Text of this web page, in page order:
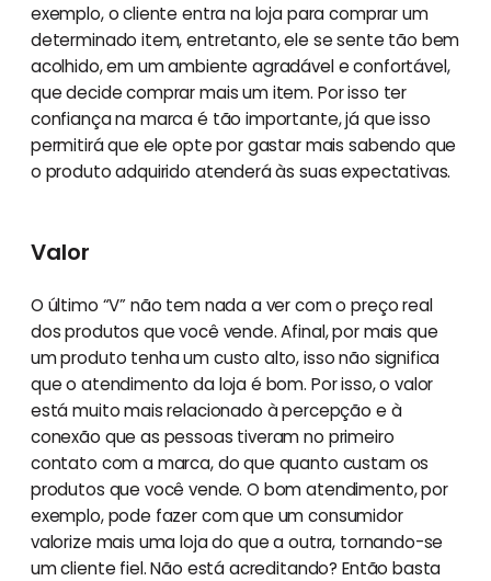
exemplo, o cliente entra na loja para comprar um
determinado item, entretanto, ele se sente tão bem
acolhido, em um ambiente agradável e confortável,
que decide comprar mais um item. Por isso ter
confiança na marca é tão importante, já que isso
permitirá que ele opte por gastar mais sabendo que
o produto adquirido atenderá às suas expectativas.
Valor
O último “V” não tem nada a ver com o preço real
dos produtos que você vende. Afinal, por mais que
um produto tenha um custo alto, isso não significa
que o atendimento da loja é bom. Por isso, o valor
está muito mais relacionado à percepção e à
conexão que as pessoas tiveram no primeiro
contato com a marca, do que quanto custam os
produtos que você vende. O bom atendimento, por
exemplo, pode fazer com que um consumidor
valorize mais uma loja do que a outra, tornando-se
um cliente fiel. Não está acreditando? Então basta